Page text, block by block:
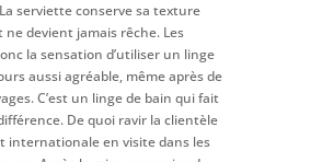
serviette conserve sa texture
ne devient jamais rêche. Les
la sensation d’utiliser un linge
aussi agréable, même après de
C’est un linge de bain qui fait
De quoi ravir la clientèle
internationale en visite dans les